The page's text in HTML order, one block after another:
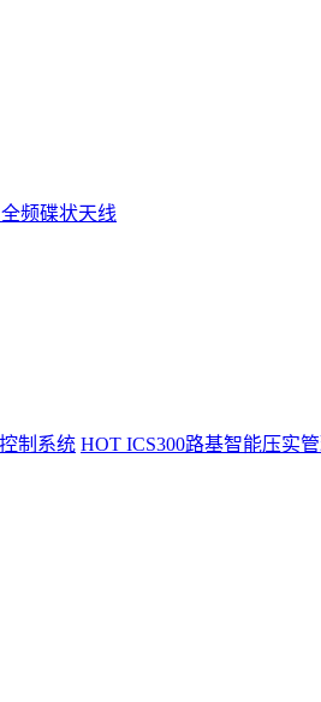
频碟状天线
制系统 HOT ICS300路基智能压实